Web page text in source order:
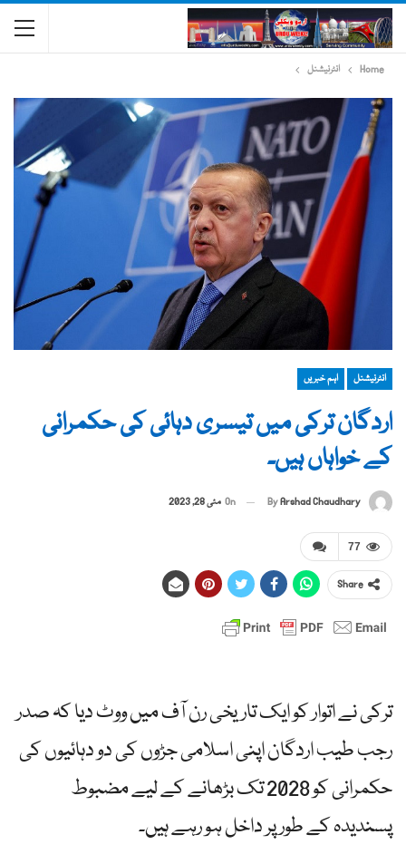
Home انٹرنیشنل
انٹرنیشنل اہم خبریں
اردگان ترکی میں تیسری دہائی کی حکمرانی
کے خواہاں ہیں۔
ByArshad Chaudhary
On مئی 28, 2023
77
Share
ترکی نے اتوار کو ایک تاریخی رن آف میں ووٹ دیا کہ صدر
رجب طیب اردگان اپنی اسلامی جڑوں کی دو دہائیوں کی
حکمرانی کو 2028 تک بڑھانے کے لیے مضبوط
پسندیدہ کے طور پر داخل ہو رہے ہیں۔